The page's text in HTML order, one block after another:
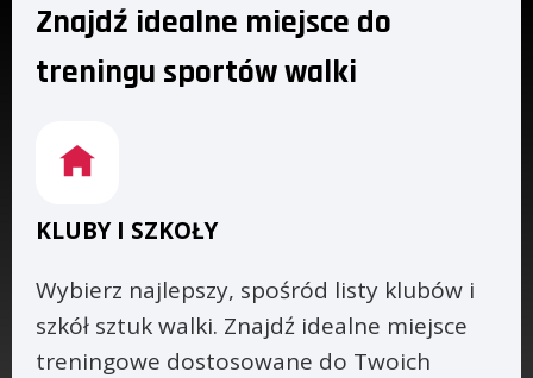
Znajdź idealne miejsce do
treningu sportów walki
KLUBY I SZKOŁY
Wybierz najlepszy, spośród listy klubów i
szkół sztuk walki. Znajdź idealne miejsce
treningowe dostosowane do Twoich